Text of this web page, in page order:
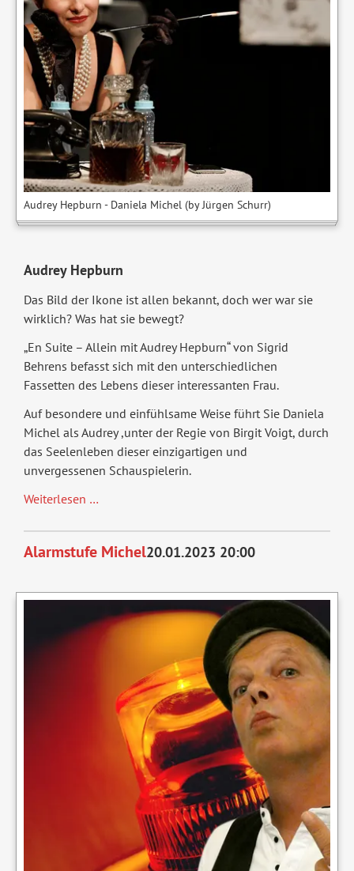
Audrey Hepburn - Daniela Michel (by Jürgen Schurr)
Audrey Hepburn
Das Bild der Ikone ist allen bekannt, doch wer war sie
wirklich? Was hat sie bewegt?
„En Suite – Allein mit Audrey Hepburn“ von Sigrid
Behrens befasst sich mit den unterschiedlichen
Fassetten des Lebens dieser interessanten Frau.
Auf besondere und einfühlsame Weise führt Sie Daniela
Michel als Audrey ,unter der Regie von Birgit Voigt, durch
das Seelenleben dieser einzigartigen und
unvergessenen Schauspielerin.
Weiterlesen …
-
Allein
Audrey
Hepburn
Alarmstufe Michel20.01.2023 20:00